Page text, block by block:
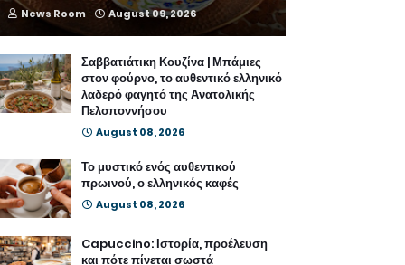
News Room August 09, 2026
Σαββατιάτικη Κουζίνα | Μπάμιες
στον φούρνο, το αυθεντικό ελληνικό
λαδερό φαγητό της Ανατολικής
Πελοποννήσου
August 08, 2026
Το μυστικό ενός αυθεντικού
πρωινού, ο ελληνικός καφές
August 08, 2026
Capuccino: Ιστορία, προέλευση
και πότε πίνεται σωστά